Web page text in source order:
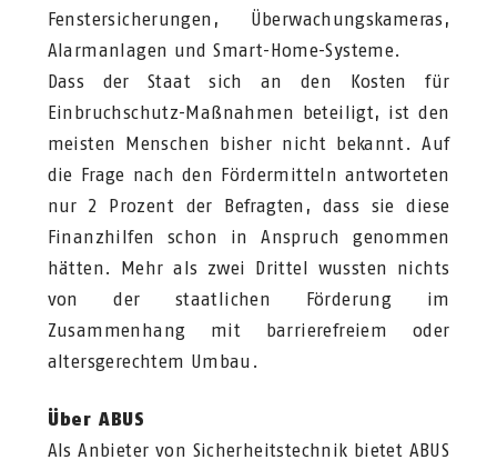
Fenstersicherungen, Überwachungskameras,
Alarmanlagen und Smart-Home-Systeme.
Dass der Staat sich an den Kosten für
Einbruchschutz-Maßnahmen beteiligt, ist den
meisten Menschen bisher nicht bekannt. Auf
die Frage nach den Fördermitteln antworteten
nur 2 Prozent der Befragten, dass sie diese
Finanzhilfen schon in Anspruch genommen
hätten. Mehr als zwei Drittel wussten nichts
von der staatlichen Förderung im
Zusammenhang mit barrierefreiem oder
altersgerechtem Umbau.
Über ABUS
Als Anbieter von Sicherheitstechnik bietet ABUS